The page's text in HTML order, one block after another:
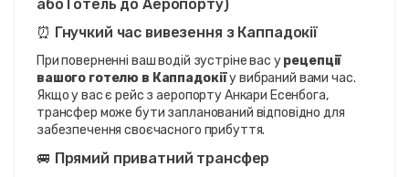
або Готель до Аеропорту)
⏰ Гнучкий час вивезення з Каппадокії
При поверненні ваш водій зустріне вас у рецепції
вашого готелю в Каппадокії у вибраний вами час.
Якщо у вас є рейс з аеропорту Анкари Есенбога,
трансфер може бути запланований відповідно для
забезпечення своєчасного прибуття.
🚐 Прямий приватний трансфер